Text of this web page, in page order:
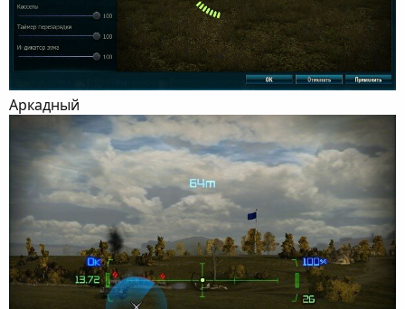
Аркадный